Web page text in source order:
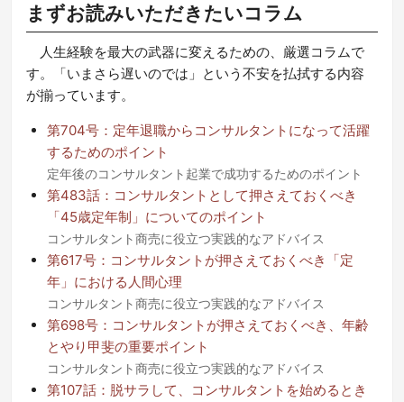
まずお読みいただきたいコラム
人生経験を最大の武器に変えるための、厳選コラムで
す。「いまさら遅いのでは」という不安を払拭する内容
が揃っています。
第704号：定年退職からコンサルタントになって活躍
するためのポイント
定年後のコンサルタント起業で成功するためのポイント
第483話：コンサルタントとして押さえておくべき
「45歳定年制」についてのポイント
コンサルタント商売に役立つ実践的なアドバイス
第617号：コンサルタントが押さえておくべき「定
年」における人間心理
コンサルタント商売に役立つ実践的なアドバイス
第698号：コンサルタントが押さえておくべき、年齢
とやり甲斐の重要ポイント
コンサルタント商売に役立つ実践的なアドバイス
第107話：脱サラして、コンサルタントを始めるとき